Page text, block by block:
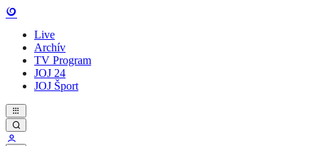
Live
Archív
TV Program
JOJ 24
JOJ Šport